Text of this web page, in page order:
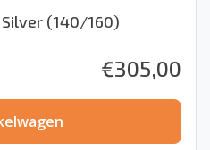
(140/160)
€305,00